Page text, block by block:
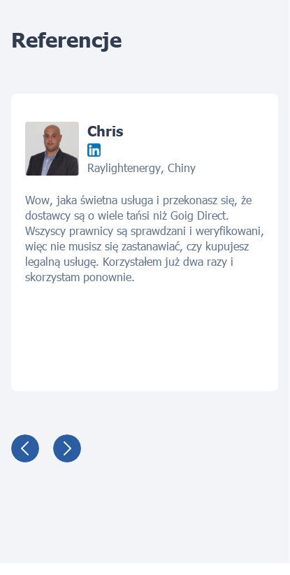
Referencje
Chris
Raylightenergy, Chiny
Wow, jaka świetna usługa i przekonasz się, że
dostawcy są o wiele tańsi niż Goig Direct.
Wszyscy prawnicy są sprawdzani i weryfikowani,
więc nie musisz się zastanawiać, czy kupujesz
legalną usługę. Korzystałem już dwa razy i
skorzystam ponownie.